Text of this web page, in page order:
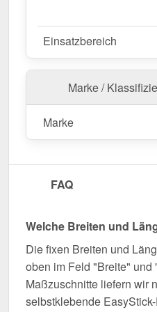
Einsatzbereich
Marke /
Marke
FAQ
Welche Breiten und
Die fixen Breiten und
oben im Feld "Breite"
Maßzuschnitte liefern wir
selbstklebende